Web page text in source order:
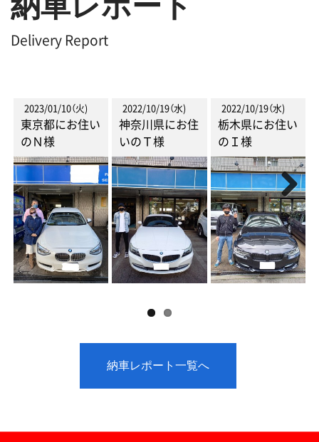
納車レポート
Delivery Report
2023/01/10（火)
東京都にお住い
のＮ様
2022/10/19（水)
神奈川県にお住
いのＴ様
2022/10/19（水)
栃木県にお住い
のＩ様
Next
納車レポート一覧へ